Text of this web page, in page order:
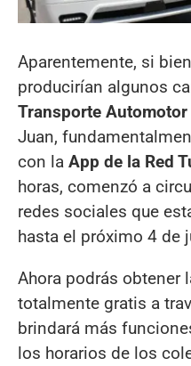
Aparentemente, si
producirían algunos
Transporte Automotor
Juan,
con la App de la Red
horas, comenzó a
redes sociales que
hasta el próximo 4 de
Ahora podrás obtener
totalmente gratis a
brindará más
los horarios de los